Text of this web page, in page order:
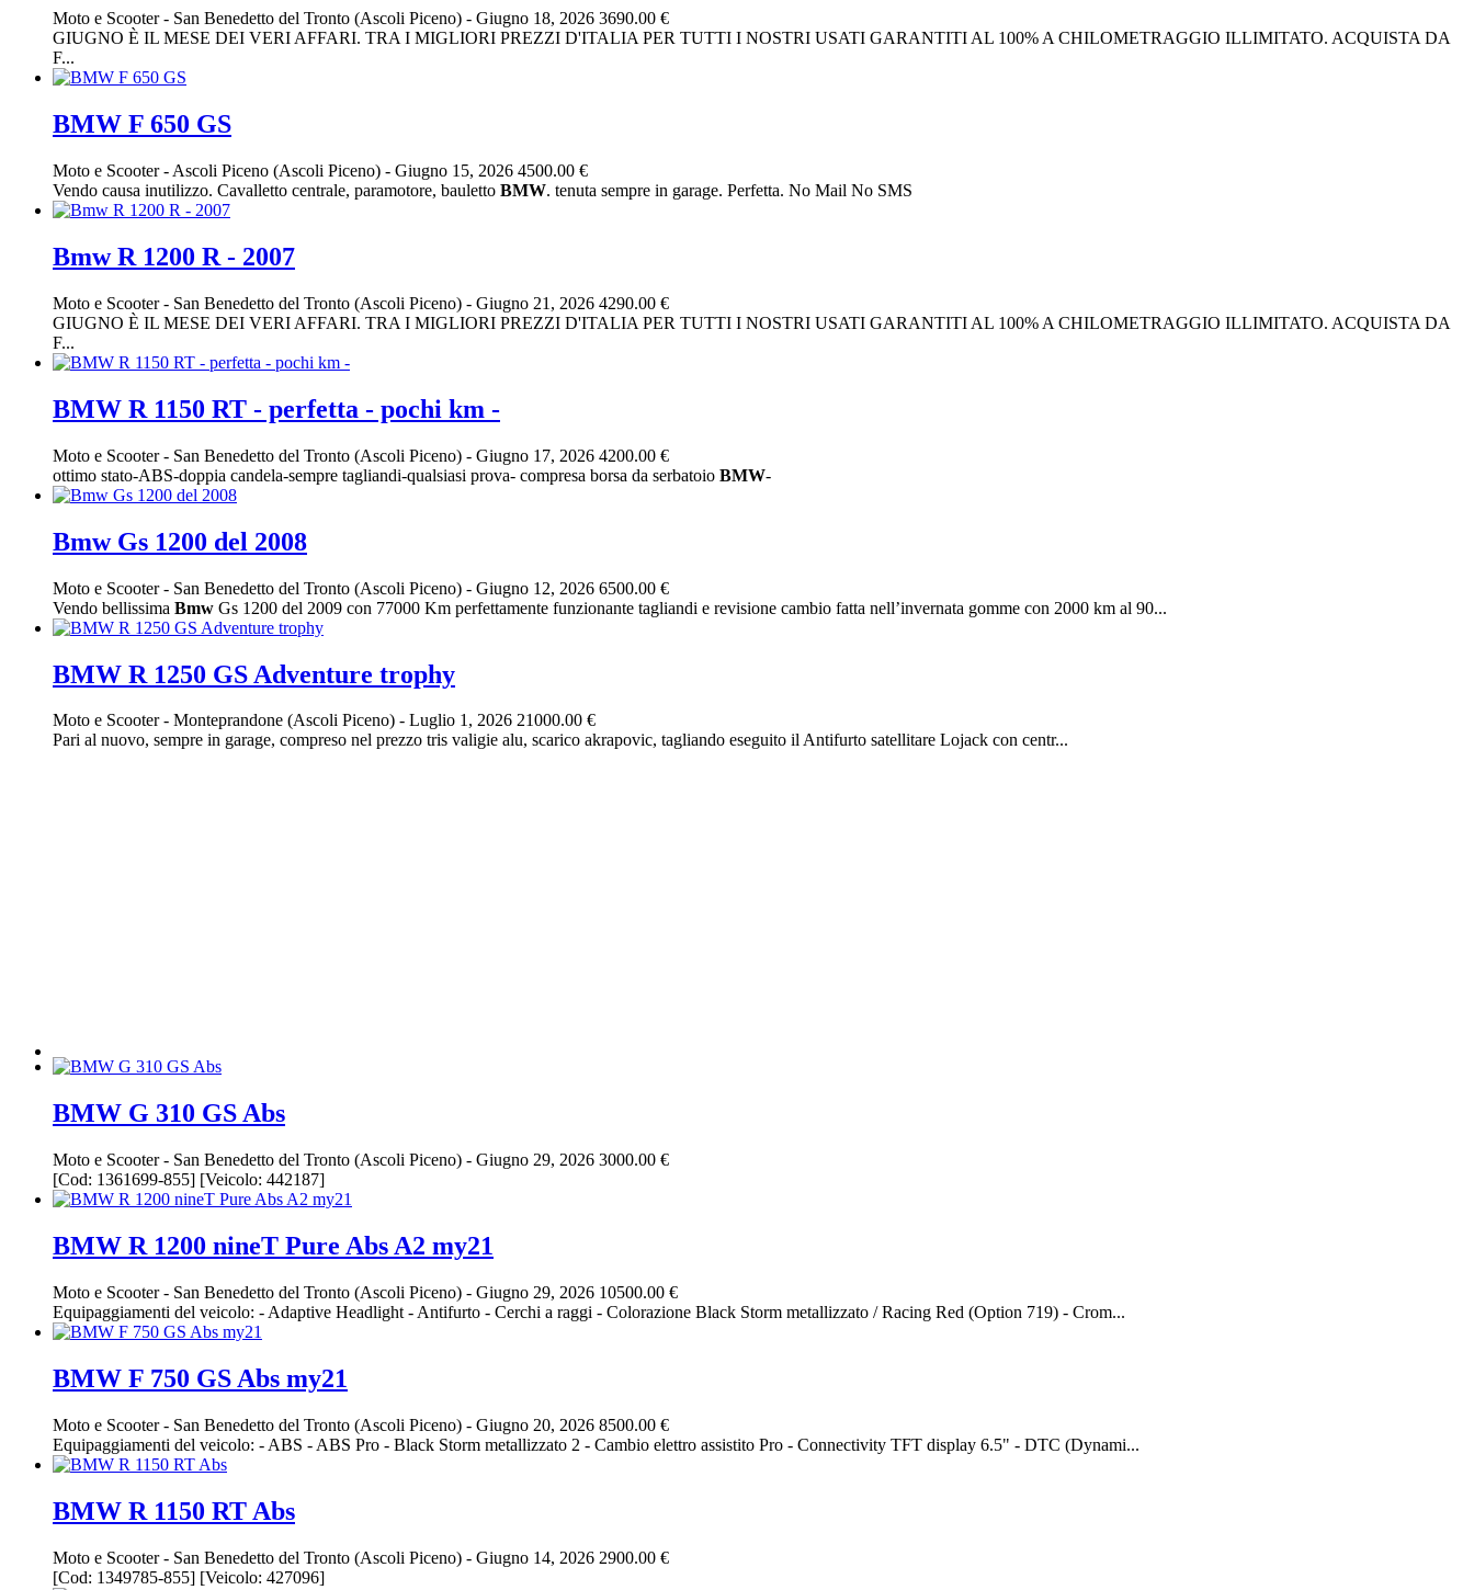
Moto e Scooter- San Benedetto del Tronto (Ascoli Piceno) - Giugno 18, 2026 3690.00 €
GIUGNO È IL MESE DEI VERI AFFARI. TRA I MIGLIORI PREZZI D'ITALIA PER TUTTI I NOSTRI USATI GARANTITI AL 100% A CHILOMETRAGGIO ILLIMITATO. ACQUISTA DA
F...
BMW F 650 GS
Moto e Scooter- Ascoli Piceno (Ascoli Piceno) - Giugno 15, 2026 4500.00 €
Vendo causa inutilizzo. Cavalletto centrale, paramotore, bauletto BMW. tenuta sempre in garage. Perfetta. No Mail No SMS
Bmw R 1200 R - 2007
Moto e Scooter- San Benedetto del Tronto (Ascoli Piceno) - Giugno 21, 2026 4290.00 €
GIUGNO È IL MESE DEI VERI AFFARI. TRA I MIGLIORI PREZZI D'ITALIA PER TUTTI I NOSTRI USATI GARANTITI AL 100% A CHILOMETRAGGIO ILLIMITATO. ACQUISTA DA
F...
BMW R 1150 RT - perfetta - pochi km -
Moto e Scooter- San Benedetto del Tronto (Ascoli Piceno) - Giugno 17, 2026 4200.00 €
ottimo stato-ABS-doppia candela-sempre tagliandi-qualsiasi prova- compresa borsa da serbatoio BMW-
Bmw Gs 1200 del 2008
Moto e Scooter- San Benedetto del Tronto (Ascoli Piceno) - Giugno 12, 2026 6500.00 €
Vendo bellissima Bmw Gs 1200 del 2009 con 77000 Km perfettamente funzionante tagliandi e revisione cambio fatta nell’invernata gomme con 2000 km al 90...
BMW R 1250 GS Adventure trophy
Moto e Scooter- Monteprandone (Ascoli Piceno) - Luglio 1, 2026 21000.00 €
Pari al nuovo, sempre in garage, compreso nel prezzo tris valigie alu, scarico akrapovic, tagliando eseguito il Antifurto satellitare Lojack con centr...
BMW G 310 GS Abs
Moto e Scooter- San Benedetto del Tronto (Ascoli Piceno) - Giugno 29, 2026 3000.00 €
[Cod: 1361699-855] [Veicolo: 442187]
BMW R 1200 nineT Pure Abs A2 my21
Moto e Scooter- San Benedetto del Tronto (Ascoli Piceno) - Giugno 29, 2026 10500.00 €
Equipaggiamenti del veicolo: - Adaptive Headlight - Antifurto - Cerchi a raggi - Colorazione Black Storm metallizzato / Racing Red (Option 719) - Crom...
BMW F 750 GS Abs my21
Moto e Scooter- San Benedetto del Tronto (Ascoli Piceno) - Giugno 20, 2026 8500.00 €
Equipaggiamenti del veicolo: - ABS - ABS Pro - Black Storm metallizzato 2 - Cambio elettro assistito Pro - Connectivity TFT display 6.5" - DTC (Dynami...
BMW R 1150 RT Abs
Moto e Scooter- San Benedetto del Tronto (Ascoli Piceno) - Giugno 14, 2026 2900.00 €
[Cod: 1349785-855] [Veicolo: 427096]